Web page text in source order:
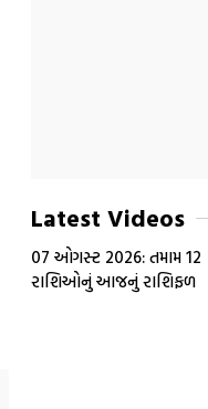
Latest Videos
07 ઓગસ્ટ 2026: તમામ 12
રાશિઓનું આજનું રાશિફળ